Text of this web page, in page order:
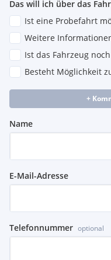
Das will ich über das
Ist eine Probefahrt
Weitere
Ist das Fahrzeug
Besteht Möglichkeit
+
Name
E-Mail-Adresse
Telefonnummer optional